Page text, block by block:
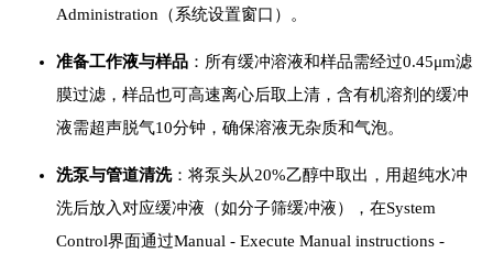
Administration（系统设置窗口）。
准备工作液与样品：所有缓冲溶液和样品需经过0.45μm滤
膜过滤，样品也可高速离心后取上清，含有机溶剂的缓冲
液需超声脱气10分钟，确保溶液无杂质和气泡。
洗泵与管道清洗：将泵头从20%乙醇中取出，用超纯水冲
洗后放入对应缓冲液（如分子筛缓冲液），在System
Control界面通过Manual - Execute Manual instructions -